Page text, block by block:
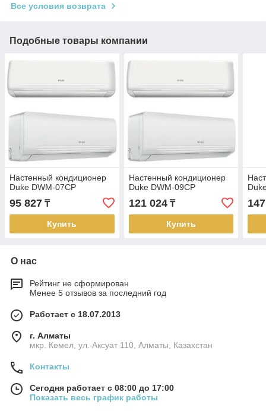
Все условия возврата
Подобные товары компании
Настенный кондиционер
Duke DWM-07CP
95 827 ₸
Купить
Настенный кондиционер
Duke DWM-09CP
121 024₸
Купить
О нас
Рейтинг не сформирован
Менее 5 отзывов за последний год
Работает с 18.07.2013
г. Алматы
мкр. Кемел, ул. Аксуат 110, Алматы, Казахстан
Контакты
Сегодня работает с 08:00 до 17:00
Показать весь график работы